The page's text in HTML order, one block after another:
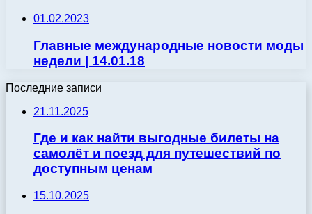
01.02.2023
Главные международные новости моды
недели | 14.01.18
Последние записи
21.11.2025
Где и как найти выгодные билеты на
самолёт и поезд для путешествий по
доступным ценам
15.10.2025